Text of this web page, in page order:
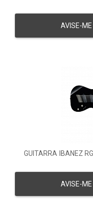
AVISE-ME
GUITARRA IBANEZ
AVISE-ME